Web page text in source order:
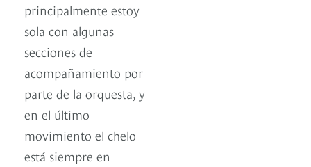
principalmente estoy
sola con algunas
secciones de
acompañamiento por
parte de la orquesta, y
en el último
movimiento el chelo
está siempre en